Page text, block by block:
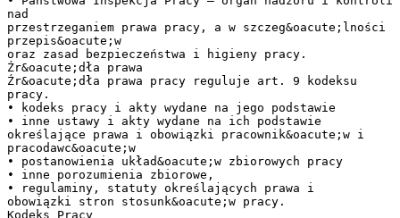
nad
przestrzeganiem prawa pracy, a w szczeg&oacute;lności
przepis&oacute;w
oraz zasad bezpieczeństwa i higieny pracy.
Źr&oacute;dła prawa
Źr&oacute;dła prawa pracy reguluje art. 9 kodeksu
pracy.
• kodeks pracy i akty wydane na jego podstawie
• inne ustawy i akty wydane na ich podstawie
określające prawa i obowiązki pracownik&oacute;w i
pracodawc&oacute;w
• postanowienia układ&oacute;w zbiorowych pracy
• inne porozumienia zbiorowe,
• regulaminy, statuty określających prawa i
obowiązki stron stosunk&oacute;w pracy.
Kodeks Pracy